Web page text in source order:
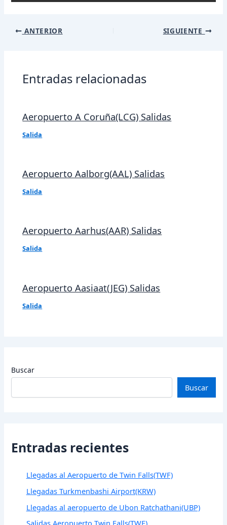
Navegación
ANTERIOR SIGUIENTE
Entradas relacionadas
Aeropuerto A Coruña(LCG) Salidas
Salida
Aeropuerto Aalborg(AAL) Salidas
Salida
Aeropuerto Aarhus(AAR) Salidas
Salida
Aeropuerto Aasiaat(JEG) Salidas
Salida
Buscar
Buscar
Entradas recientes
Llegadas al Aeropuerto de Twin Falls(TWF)
Llegadas Turkmenbashi Airport(KRW)
Llegadas al aeropuerto de Ubon Ratchathani(UBP)